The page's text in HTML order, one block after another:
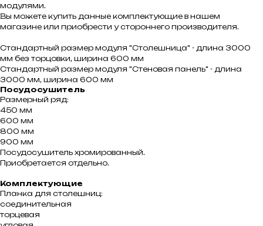
модулями.
Вы можете купить данные комплектующие в нашем
магазине или приобрести у стороннего производителя.
Стандартный размер модуля "Столешница" - длина 3000
мм без торцовки, ширина 600 мм
Стандартный размер модуля "Стеновая панель" - длина
3000 мм, ширина 600 мм
Посудосушитель
Размерный ряд:
450 мм
600 мм
800 мм
900 мм
Посудосушитель хромированный.
Приобретается отдельно.
Комплектующие
Планка для столешниц:
соединительная
торцевая